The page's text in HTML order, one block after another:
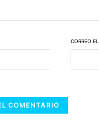
CORREO